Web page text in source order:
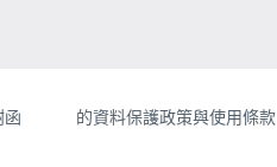
函 的資料保護政策與使用條款